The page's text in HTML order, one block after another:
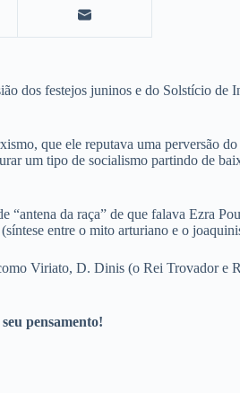
dos festejos juninos e do Solstício
que ele reputava uma perversão
um tipo de socialismo partindo de
da raça” de que falava Ezra
entre o mito arturiano e o
Viriato, D. Dinis (o Rei Trovador
pensamento!